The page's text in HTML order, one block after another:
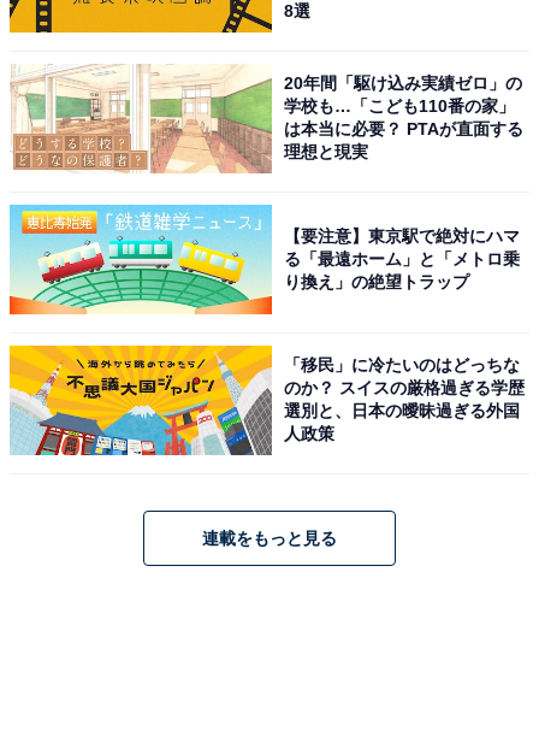
8選
20年間「駆け込み実績ゼロ」の
学校も…「こども110番の家」
は本当に必要？ PTAが直面する
理想と現実
【要注意】東京駅で絶対にハマ
る「最遠ホーム」と「メトロ乗
り換え」の絶望トラップ
「移民」に冷たいのはどっちな
のか？ スイスの厳格過ぎる学歴
選別と、日本の曖昧過ぎる外国
人政策
連載をもっと見る